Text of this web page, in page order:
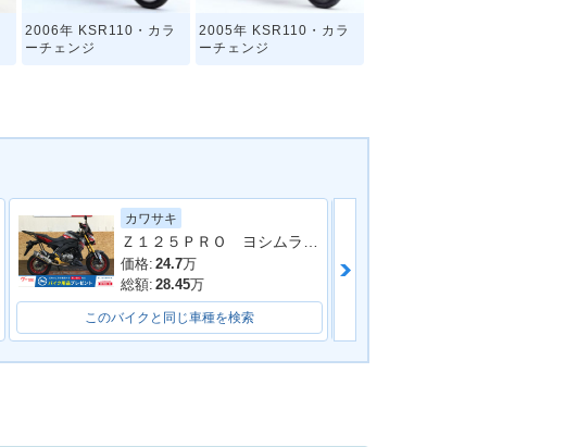
2006年 KSR110・カラ
ーチェンジ
2005年 KSR110・カラ
ーチェンジ
カワサキ
価格: 24.7万
総額: 28.45万
このバイクと同じ車種を検索